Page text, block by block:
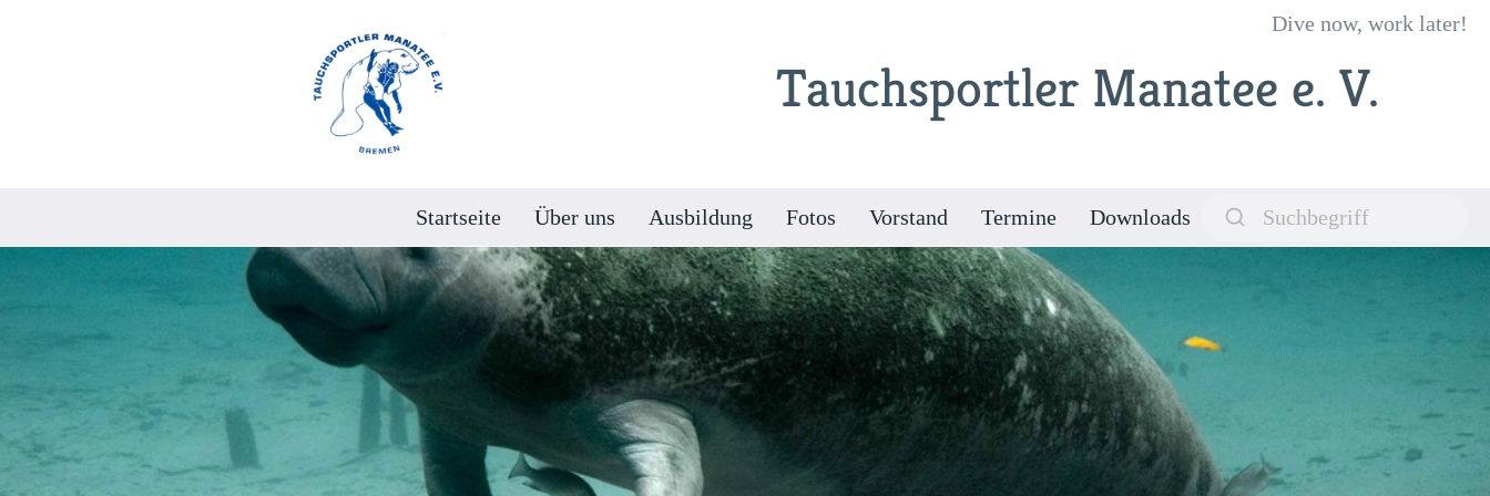
Tauchsportler Manatee e. V.
Dive now, work later!
Startseite Über uns Ausbildung Fotos Vorstand Termine Downloads